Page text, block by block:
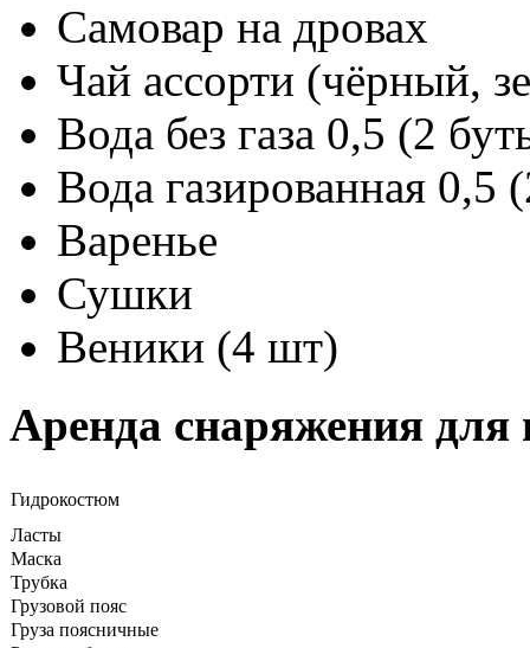
Самовар на дровах
Чай ассорти (чёрный,
Вода без газа 0,5 (2
Вода газированная 0,5
Варенье
Сушки
Веники (4 шт)
Аренда снаряжения для
Гидрокостюм
Ласты
Маска
Трубка
Грузовой пояс
Груза поясничные